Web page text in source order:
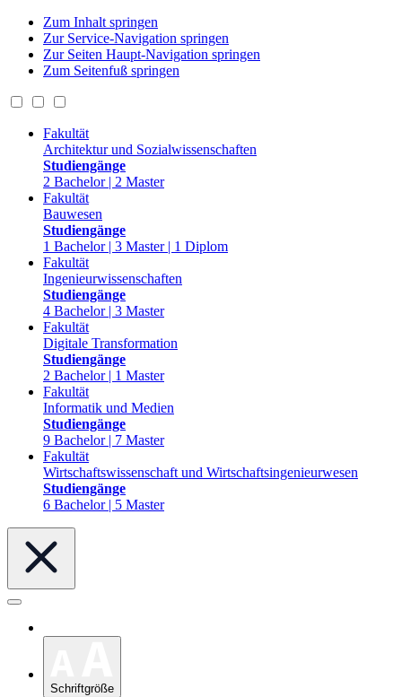
Zum Inhalt springen
Zur Service-Navigation springen
Zur Seiten Haupt-Navigation springen
Zum Seitenfuß springen
Fakultät
Architektur und Sozialwissenschaften
Studiengänge
2 Bachelor | 2 Master
Fakultät
Bauwesen
Studiengänge
1 Bachelor | 3 Master | 1 Diplom
Fakultät
Ingenieurwissenschaften
Studiengänge
4 Bachelor | 3 Master
Fakultät
Digitale Transformation
Studiengänge
2 Bachelor | 1 Master
Fakultät
Informatik und Medien
Studiengänge
9 Bachelor | 7 Master
Fakultät
Wirtschaftswissenschaft und Wirtschaftsingenieurwesen
Studiengänge
6 Bachelor | 5 Master
Schriftgröße